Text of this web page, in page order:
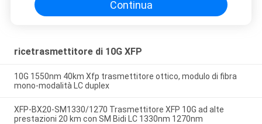
Continua
ricetrasmettitore di 10G XFP
10G 1550nm 40km Xfp trasmettitore ottico, modulo di fibra
mono-modalità LC duplex
XFP-BX20-SM1330/1270 Trasmettitore XFP 10G ad alte
prestazioni 20 km con SM Bidi LC 1330nm 1270nm